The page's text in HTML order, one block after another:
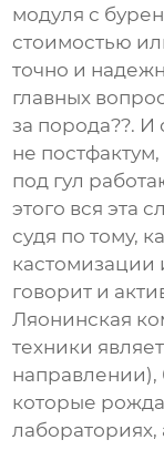
модуля с
стоимостью
точно и
главных
за порода??. И
не
под гул
этого вся эта
судя по тому,
кастомизации
говорит и
Ляонинская
техники
которые
лабораториях,